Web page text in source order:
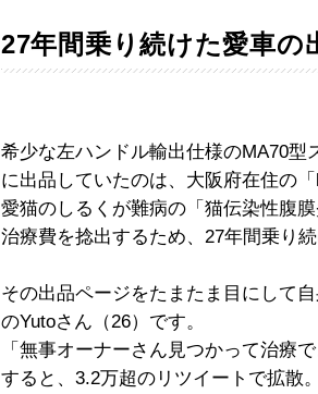
27年間乗り続けた愛車の
希少な左ハンドル輸出仕様のMA70型
に出品していたのは、大阪府在住の「
愛猫のしるくが難病の「猫伝染性腹
治療費を捻出するため、27年間乗り
その出品ページをたまたま目にして
のYutoさん（26）です。
「無事オーナーさん見つかって治療
すると、3.2万超のリツイートで拡散